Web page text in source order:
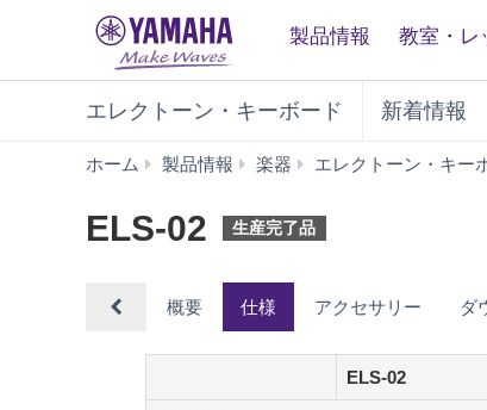
製品情報 教室・レ
エレクトーン・キーボード 新着情報
ホーム 製品情報 楽器 エレクトーン・キー
ELS-02 生産完了品
概要 仕様 アクセサリー ダ
ELS-02